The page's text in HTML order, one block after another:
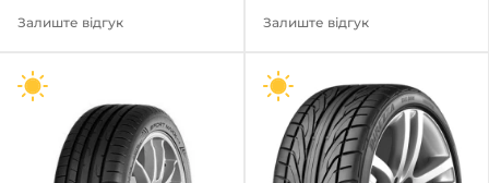
Залиште відгук Залиште відгук